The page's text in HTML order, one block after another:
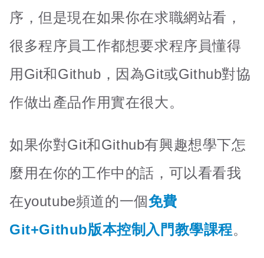
序，但是現在如果你在求職網站看，
很多程序員工作都想要求程序員懂得
用Git和Github，因為Git或Github對協
作做出產品作用實在很大。
如果你對Git和Github有興趣想學下怎
麼用在你的工作中的話，可以看看我
在youtube頻道的一個免費
Git+Github版本控制入門教學課程。